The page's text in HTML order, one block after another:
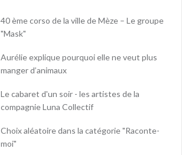
40 ème corso de la ville de Mèze – Le groupe
"Mask"
Aurélie explique pourquoi elle ne veut plus
manger d’animaux
Le cabaret d'un soir - les artistes de la
compagnie Luna Collectif
Choix aléatoire dans la catégorie "Raconte-
moi"